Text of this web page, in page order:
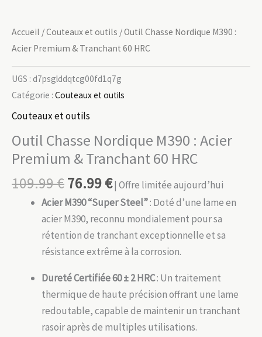
Accueil /Couteaux et outils / Outil Chasse Nordique M390 :
Acier Premium & Tranchant 60 HRC
UGS : d7psglddqtcg00fd1q7g
Catégorie : Couteaux et outils
Couteaux et outils
Outil Chasse Nordique M390 : Acier
Premium & Tranchant 60 HRC
109.99€76.99€| Offre limitée aujourd’hui
Acier M390 “Super Steel”: Doté d’une lame en
acier M390, reconnu mondialement pour sa
rétention de tranchant exceptionnelle et sa
résistance extrême à la corrosion.
Dureté Certifiée 60 ± 2 HRC: Un traitement
thermique de haute précision offrant une lame
redoutable, capable de maintenir un tranchant
rasoir après de multiples utilisations.